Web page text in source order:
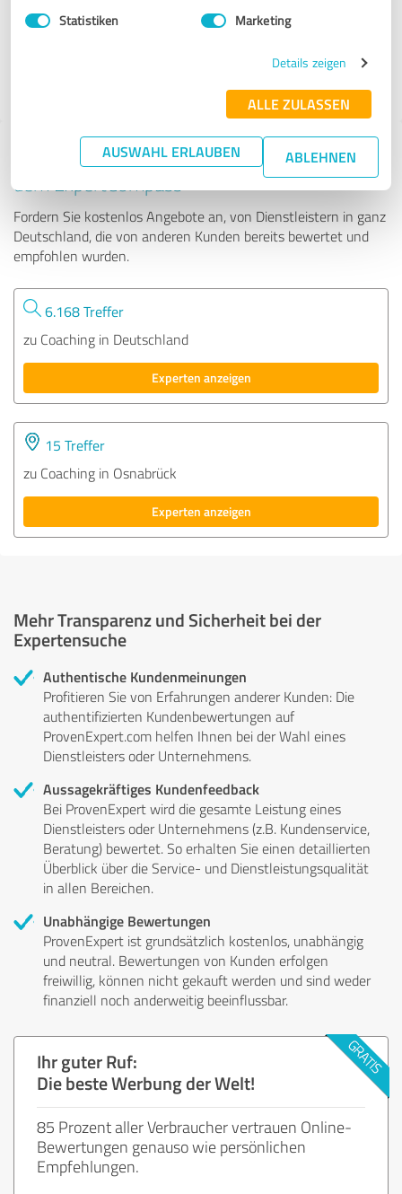
Statistiken Marketing
Details zeigen
ALLE ZULASSEN
AUSWAHL ERLAUBEN ABLEHNEN
Tipp: Die passenden Experten finden - mit
dem ExpertCompass
Fordern Sie kostenlos Angebote an, von Dienstleistern in ganz
Deutschland, die von anderen Kunden bereits bewertet und
empfohlen wurden.
6.168 Treffer
zu Coaching in Deutschland
Experten anzeigen
15 Treffer
zu Coaching in Osnabrück
Experten anzeigen
Mehr Transparenz und Sicherheit bei der
Expertensuche
Authentische Kundenmeinungen
Profitieren Sie von Erfahrungen anderer Kunden: Die
authentifizierten Kundenbewertungen auf
ProvenExpert.com helfen Ihnen bei der Wahl eines
Dienstleisters oder Unternehmens.
Aussagekräftiges Kundenfeedback
Bei ProvenExpert wird die gesamte Leistung eines
Dienstleisters oder Unternehmens (z.B. Kundenservice,
Beratung) bewertet. So erhalten Sie einen detaillierten
Überblick über die Service- und Dienstleistungsqualität
in allen Bereichen.
Unabhängige Bewertungen
ProvenExpert ist grundsätzlich kostenlos, unabhängig
und neutral. Bewertungen von Kunden erfolgen
freiwillig, können nicht gekauft werden und sind weder
finanziell noch anderweitig beeinflussbar.
Ihr guter Ruf:
Die beste Werbung der Welt!
85 Prozent aller Verbraucher vertrauen Online-
Bewertungen genauso wie persönlichen
Empfehlungen.